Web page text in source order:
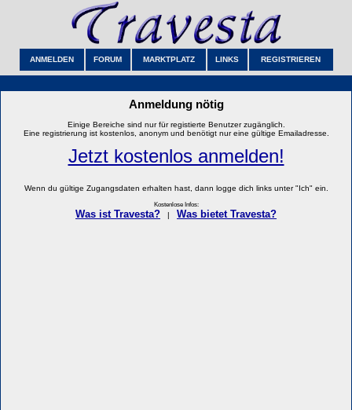
ANMELDEN FORUM MARKTPLATZ LINKS REGISTRIEREN
Anmeldung nötig
Einige Bereiche sind nur für registierte Benutzer zugänglich.
Eine registrierung ist kostenlos, anonym und benötigt nur eine gültige Emailadresse.
Jetzt kostenlos anmelden!
Wenn du gültige Zugangsdaten erhalten hast, dann logge dich links unter "Ich" ein.
Kostenlose Infos:
Was ist Travesta? Was bietet Travesta?